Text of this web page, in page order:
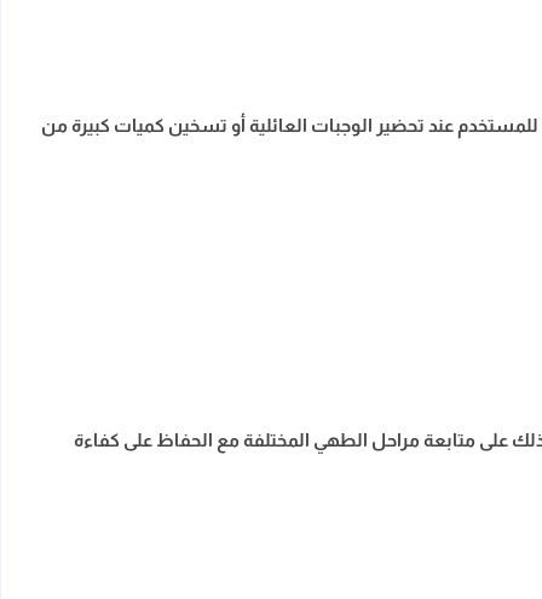
عند تحضير الوجبات العائلية أو تسخين كميات كبيرة من
ذلك على متابعة مراحل الطهي المختلفة مع الحفاظ على كفاءة